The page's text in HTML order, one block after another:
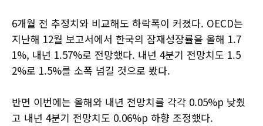
6개월 전 추정치와 비교해도 하락폭이 커졌다. OECD는
지난해 12월 보고서에서 한국의 잠재성장률을 올해 1.7
1%, 내년 1.57%로 전망했다. 내년 4분기 전망치도 1.5
2%로 1.5%를 소폭 넘길 것으로 봤다.
반면 이번에는 올해와 내년 전망치를 각각 0.05%p 낮췄
고 내년 4분기 전망치도 0.06%p 하향 조정했다.